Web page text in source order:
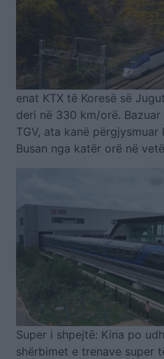
enat KTX të Koresë së
deri në 330 km/orë.
TGV, ata kanë
Busan nga katër orë në
Super i shpejtë: Kina po
shërbimet e trenave super